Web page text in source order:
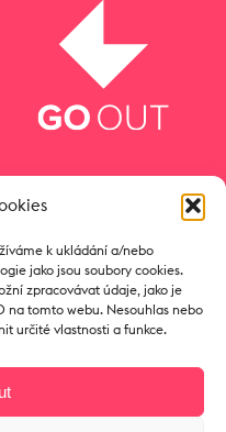
k ukládání a/nebo
jako jsou soubory cookies.
zpracovávat údaje, jako je
na tomto webu. Nesouhlas nebo
určité vlastnosti a funkce.